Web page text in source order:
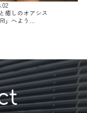
癒しのオアシス
」へよう…